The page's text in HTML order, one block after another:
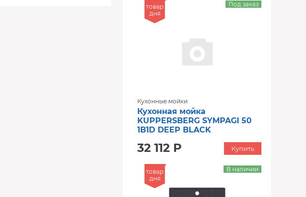
товар
дня
Кухонные мойки
Кухонная мойка
KUPPERSBERG SYMPAGI 50
1B1D DEEP BLACK
32 112 Р
Под заказ
Купить
товар
дня
В наличии